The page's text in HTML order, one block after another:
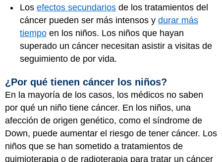
Los efectos secundarios de los tratamientos del
cáncer pueden ser más intensos y durar más
tiempo en los niños. Los niños que hayan
superado un cáncer necesitan asistir a visitas de
seguimiento de por vida.
¿Por qué tienen cáncer los niños?
En la mayoría de los casos, los médicos no saben
por qué un niño tiene cáncer. En los niños, una
afección de origen genético, como el síndrome de
Down, puede aumentar el riesgo de tener cáncer. Los
niños que se han sometido a tratamientos de
quimioterapia o de radioterapia para tratar un cáncer